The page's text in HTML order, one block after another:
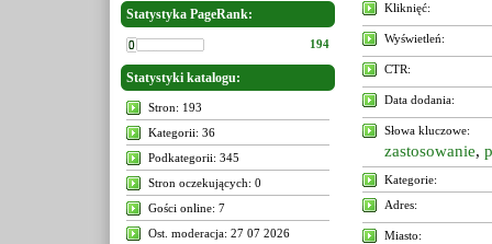
Statystyka PageRank:
194
Statystyki katalogu:
Stron: 193
Kategorii: 36
Podkategorii: 345
Stron oczekujących: 0
Gości online: 7
Ost. moderacja: 27 07 2026
Kliknięć:
Wyświetleń:
CTR:
Data dodania:
Słowa kluczowe:
zastosowanie,
Kategorie:
Adres:
Miasto: